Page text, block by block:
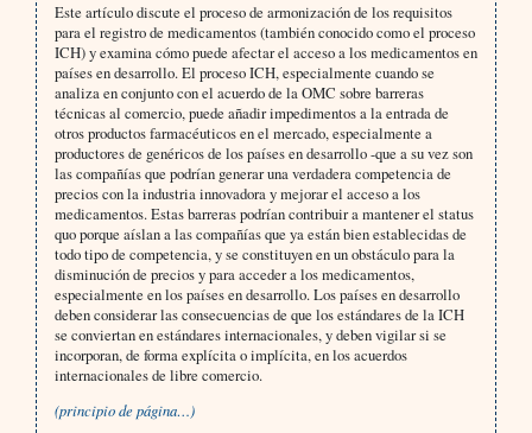
Este artículo discute el proceso de armonización de los requisitos
para el registro de medicamentos (también conocido como el proceso
ICH) y examina cómo puede afectar el acceso a los medicamentos en
países en desarrollo. El proceso ICH, especialmente cuando se
analiza en conjunto con el acuerdo de la OMC sobre barreras
técnicas al comercio, puede añadir impedimentos a la entrada de
otros productos farmacéuticos en el mercado, especialmente a
productores de genéricos de los países en desarrollo -que a su vez son
las compañías que podrían generar una verdadera competencia de
precios con la industria innovadora y mejorar el acceso a los
medicamentos. Estas barreras podrían contribuir a mantener el status
quo porque aíslan a las compañías que ya están bien establecidas de
todo tipo de competencia, y se constituyen en un obstáculo para la
disminución de precios y para acceder a los medicamentos,
especialmente en los países en desarrollo. Los países en desarrollo
deben considerar las consecuencias de que los estándares de la ICH
se conviertan en estándares internacionales, y deben vigilar si se
incorporan, de forma explícita o implícita, en los acuerdos
internacionales de libre comercio.
(principio de página…)